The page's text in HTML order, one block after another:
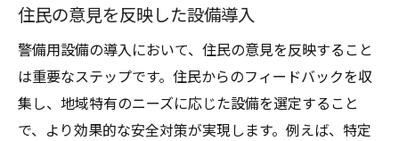
住民の意見を反映した設備導入
警備用設備の導入において、住民の意見を反映すること
は重要なステップです。住民からのフィードバックを収
集し、地域特有のニーズに応じた設備を選定すること
で、より効果的な安全対策が実現します。例えば、特定